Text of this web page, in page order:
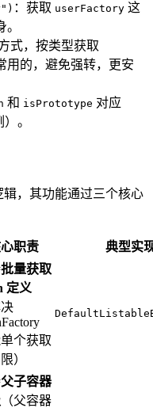
：获取 userFactory 这
式，按类型获取
用的，避免强转，更安
和 isPrototype 对应
。
，其功能通过三个核心
职责 典型实
批量获取
定义
决
个获取
）
父子容器
（父容器